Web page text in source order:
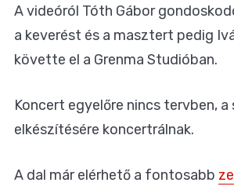
A videóról Tóth Gábor
a keverést és a masztert pedig
követte el a Grenma Studióban.
Koncert egyelőre nincs tervben, a
elkészítésére koncertrálnak.
A dal már elérhető a fontosabb